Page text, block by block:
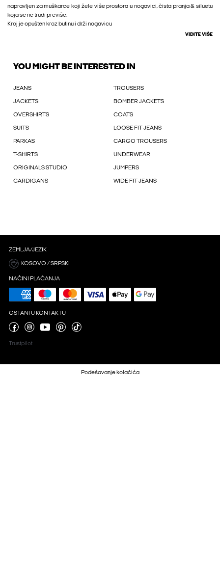
napravljen za muškarce koji žele više prostora u nogavici, čista pranja & siluetu
koja se ne trudi previše.
Kroj je opušten kroz butinu i drži nogavicu
VIDITE VIŠE
YOU MIGHT BE INTERESTED IN
JEANS TROUSERS
JACKETS BOMBER JACKETS
OVERSHIRTS COATS
SUITS LOOSE FIT JEANS
PARKAS CARGO TROUSERS
T-SHIRTS UNDERWEAR
ORIGINALS STUDIO JUMPERS
CARDIGANS WIDE FIT JEANS
ZEMLJA/JEZIK
KOSOVO / SRPSKI
NAČINI PLAĆANJA
OSTANI U KONTAKTU
Trustpilot
Podešavanje kolačića